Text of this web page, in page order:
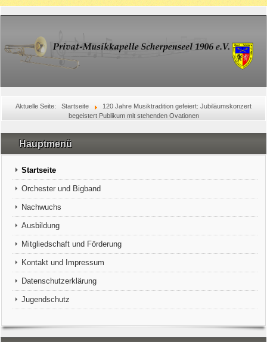
Aktuelle Seite: Startseite
120 Jahre Musiktradition gefeiert: Jubiläumskonzert
begeistert Publikum mit stehenden Ovationen
Hauptmenü
Startseite
Orchester und Bigband
Nachwuchs
Ausbildung
Mitgliedschaft und Förderung
Kontakt und Impressum
Datenschutzerklärung
Jugendschutz